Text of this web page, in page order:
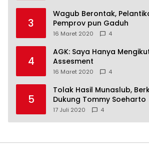
3
Wagub Berontak,
Pemprov pun Gaduh
16 Maret 2020 4
4
AGK: Saya Hanya
Assesment
16 Maret 2020 4
5
Tolak Hasil Munaslub,
Dukung Tommy Soeharto
17 Juli 2020 4